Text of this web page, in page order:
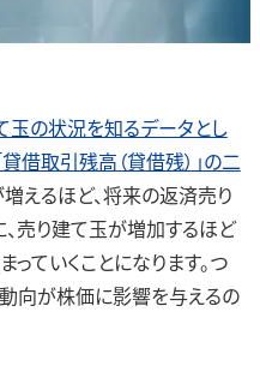
玉の状況を知るデータとし
貸借取引残高（貸借残）」の二
えるほど、将来の返済売り
売り建て玉が増加するほど
ていくことになります。つ
向が株価に影響を与えるの